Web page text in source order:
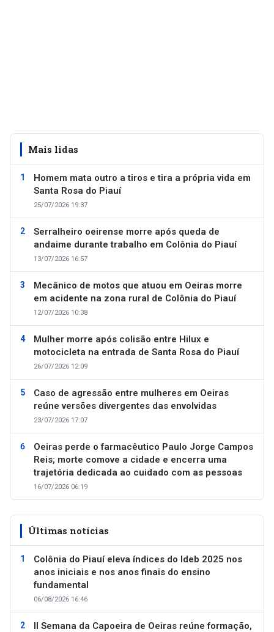
Mais lidas
Homem mata outro a tiros e tira a própria vida em
Santa Rosa do Piauí
25/07/2026 19:37
Serralheiro oeirense morre após queda de
andaime durante trabalho em Colônia do Piauí
13/07/2026 16:57
Mecânico de motos que atuou em Oeiras morre
em acidente na zona rural de Colônia do Piauí
12/07/2026 10:38
Mulher morre após colisão entre Hilux e
motocicleta na entrada de Santa Rosa do Piauí
26/07/2026 12:09
Caso de agressão entre mulheres em Oeiras
reúne versões divergentes das envolvidas
23/07/2026 17:07
Oeiras perde o farmacêutico Paulo Jorge Campos
Reis; morte comove a cidade e encerra uma
trajetória dedicada ao cuidado com as pessoas
16/07/2026 06:19
Últimas notícias
Colônia do Piauí eleva índices do Ideb 2025 nos
anos iniciais e nos anos finais do ensino
fundamental
06/08/2026 16:46
II Semana da Capoeira de Oeiras reúne formação,